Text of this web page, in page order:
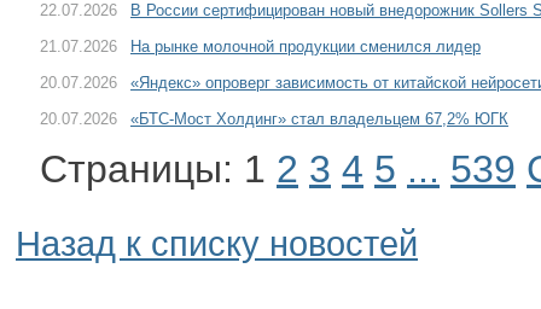
22.07.2026
В России сертифицирован новый внедорожник Sollers
21.07.2026
На рынке молочной продукции сменился лидер
20.07.2026
«Яндекс» опроверг зависимость от китайской
20.07.2026
«БТС-Мост Холдинг» стал владельцем 67,2% ЮГК
Страницы: 1 2 3 4 5 ... 539
Назад к списку новостей